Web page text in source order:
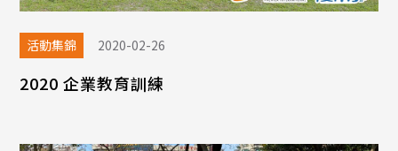
活動集錦 2020-02-26
2020 企業教育訓練